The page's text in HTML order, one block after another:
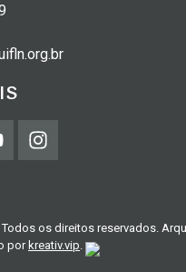
os direitos reservados.
por kreativ.vip